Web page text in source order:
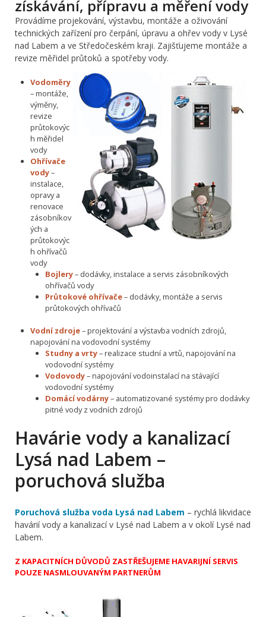
získávání, přípravu a měření vody
Provádíme projekování, výstavbu, montáže a oživování
technických zařízení pro čerpání, úpravu a ohřev vody v Lysé
nad Labem a ve Středočeském kraji. Zajišťujeme montáže a
revize měřidel průtoků a spotřeby vody.
Vodoměry
– montáže,
výměny,
revize
průtokovýc
h měřidel
vody
Ohřívače
vody–
instalace,
opravy a
renovace
zásobníkov
ých a
průtokovýc
h ohřívačů
vody
Bojlery– dodávky, instalace a servis zásobníkových
ohřívačů vody
Průtokové ohřívače– dodávky, montáže a servis
průtokových ohřívačů
Vodní zdroje– projektování a výstavba vodních zdrojů,
napojování na vodovodní systémy
Studny a vrty– realizace studní a vrtů, napojování na
vodovodní systémy
Vodovody– napojování vodoinstalací na stávající
vodovodní systémy
Domácí vodárny– automatizované systémy pro dodávky
pitné vody z vodních zdrojů
Havárie vody a kanalizací
Lysá nad Labem –
poruchová služba
Poruchová služba voda Lysá nad Labem – rychlá likvidace
havárií vody a kanalizací v Lysé nad Labem a v okolí Lysé nad
Labem.
Z KAPACITNÍCH DŮVODŮ ZASTŘEŠUJEME HAVARIJNÍ SERVIS
POUZE NASMLOUVANÝM PARTNERŮM